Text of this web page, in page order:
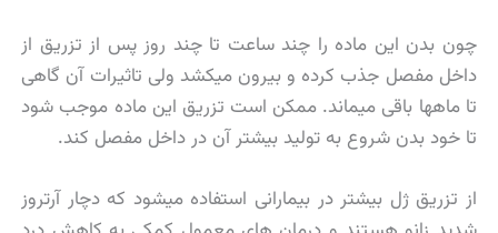
چون بدن این ماده را چند ساعت تا چند روز پس از تزریق از
داخل مفصل جذب کرده و بیرون میکشد ولی تاثیرات آن گاهی
تا ماهها باقی میماند. ممکن است تزریق این ماده موجب شود
تا خود بدن شروع به تولید بیشتر آن در داخل مفصل کند.
از تزریق ژل بیشتر در بیمارانی استفاده میشود که دچار آرتروز